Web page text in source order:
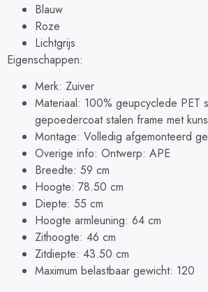
Blauw
Roze
Lichtgrijs
Eigenschappen:
Merk: Zuiver
Materiaal: 100% geupcyclede PET
gepoedercoat stalen frame met
Montage: Volledig afgemonteerd
Overige info: Ontwerp: APE
Breedte: 59 cm
Hoogte: 78.50 cm
Diepte: 55 cm
Hoogte armleuning: 64 cm
Zithoogte: 46 cm
Zitdiepte: 43.50 cm
Maximum belastbaar gewicht: 120